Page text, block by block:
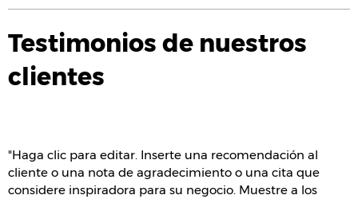
Testimonios de nuestros
clientes
"Haga clic para editar. Inserte una recomendación al
cliente o una nota de agradecimiento o una cita que
considere inspiradora para su negocio. Muestre a los